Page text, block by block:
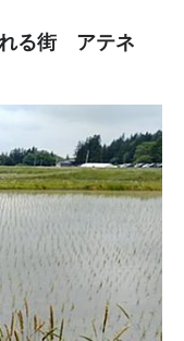
れる街 アテネ